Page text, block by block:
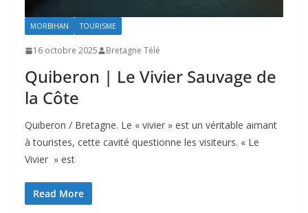
MORBIHAN TOURISME
16 octobre 2025 Bretagne Télé
Quiberon | Le Vivier Sauvage de
la Côte
Quiberon / Bretagne. Le « vivier » est un véritable aimant
à touristes, cette cavité questionne les visiteurs. « Le
Vivier » est
Read More